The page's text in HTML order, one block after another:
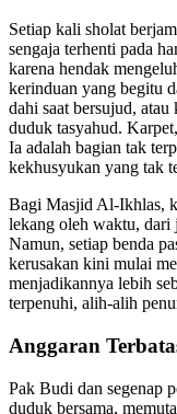
Setiap kali sholat
sengaja terhenti pada
karena hendak
kerinduan yang begitu
dahi saat bersujud,
duduk tasyahud.
Ia adalah bagian tak
kekhusyukan yang tak
Bagi Masjid Al-Ikhlas,
lekang oleh waktu, dari
Namun, setiap benda
kerusakan kini mulai
menjadikannya lebih
terpenuhi, alih-alih
Anggaran
Pak Budi dan segenap
duduk bersama,